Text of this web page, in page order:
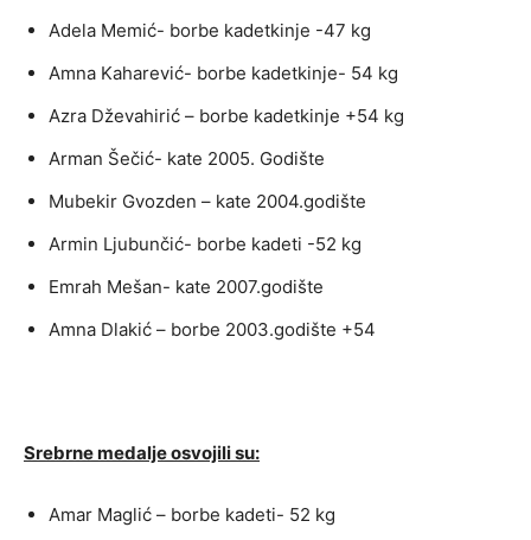
Adela Memić- borbe kadetkinje -47 kg
Amna Kaharević- borbe kadetkinje- 54 kg
Azra Dževahirić – borbe kadetkinje +54 kg
Arman Šečić- kate 2005. Godište
Mubekir Gvozden – kate 2004.godište
Armin Ljubunčić- borbe kadeti -52 kg
Emrah Mešan- kate 2007.godište
Amna Dlakić – borbe 2003.godište +54
Srebrne medalje osvojili su:
Amar Maglić – borbe kadeti- 52 kg